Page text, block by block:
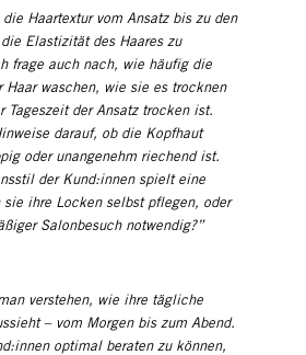
Haartextur vom Ansatz bis zu den
Elastizität des Haares zu
frage auch nach, wie häufig die
Haar waschen, wie sie es trocknen
Tageszeit der Ansatz trocken ist.
darauf, ob die Kopfhaut
oder unangenehm riechend ist.
der Kund:innen spielt eine
sie ihre Locken selbst pflegen, oder
Salonbesuch notwendig?”
verstehen, wie ihre tägliche
– vom Morgen bis zum Abend.
optimal beraten zu können,